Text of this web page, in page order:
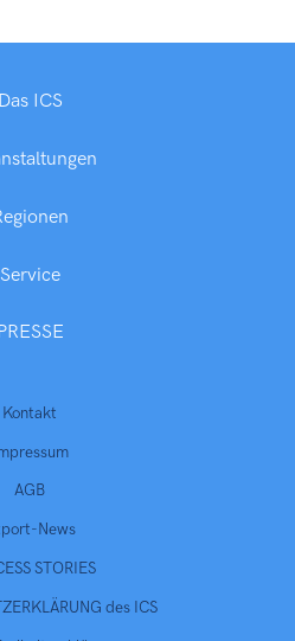
Das ICS
Service
Kontakt
AGB
News
STORIES
des ICS